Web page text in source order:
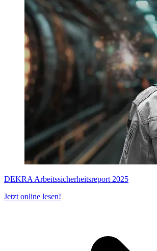
DEKRA Arbeitssicherheitsreport 2025
Jetzt online lesen!